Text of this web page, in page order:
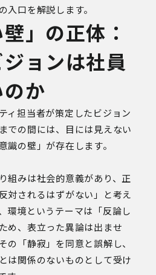
入口を解説します。
壁」の正体：
ョンは社員
か
ィ担当者が策定したビジョン
での間には、目には見えない
識の壁」が存在します。
組みは社会的意義があり、正
対されるはずがない」と考え
環境というテーマは「反論し
め、表立った異論は出ませ
の「静寂」を同意と誤解し、
は関係のないものとして受け